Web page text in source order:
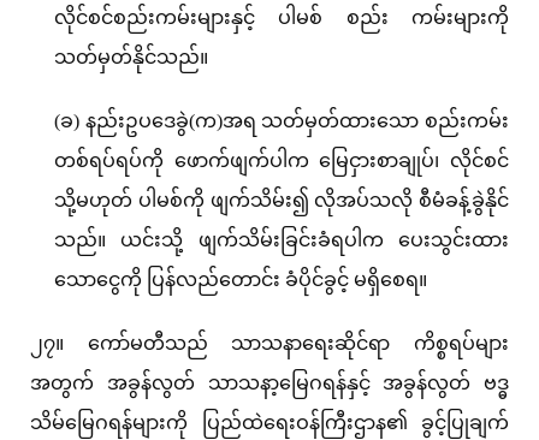
လိုင်စင်စည်းကမ်းများနှင့် ပါမစ် စည်း ကမ်းများကို
သတ်မှတ်နိုင်သည်။
(ခ) နည်းဥပဒေခွဲ(က)အရ သတ်မှတ်ထားသော စည်းကမ်း
တစ်ရပ်ရပ်ကို ဖောက်ဖျက်ပါက မြေငှားစာချုပ်၊ လိုင်စင်
သို့မဟုတ် ပါမစ်ကို ဖျက်သိမ်း၍ လိုအပ်သလို စီမံခန့်ခွဲနိုင်
သည်။ ယင်းသို့ ဖျက်သိမ်းခြင်းခံရပါက ပေးသွင်းထား
သောငွေကို ပြန်လည်တောင်း ခံပိုင်ခွင့် မရှိစေရ။
၂၇။ ကော်မတီသည် သာသနာရေးဆိုင်ရာ ကိစ္စရပ်များ
အတွက် အခွန်လွတ် သာသနာ့မြေဂရန်နှင့် အခွန်လွတ် ဗဒ္ဓ
သိမ်မြေဂရန်များကို ပြည်ထဲရေးဝန်ကြီးဌာန၏ ခွင့်ပြုချက်